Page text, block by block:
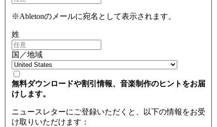
※Abletonのメールに宛名として表示されます。
姓
国／地域
無料ダウンロードや割引情報、音楽制作のヒントをお届
けします。
ニュースレターにご登録いただくと、以下の情報をお受
け取りいただけます：